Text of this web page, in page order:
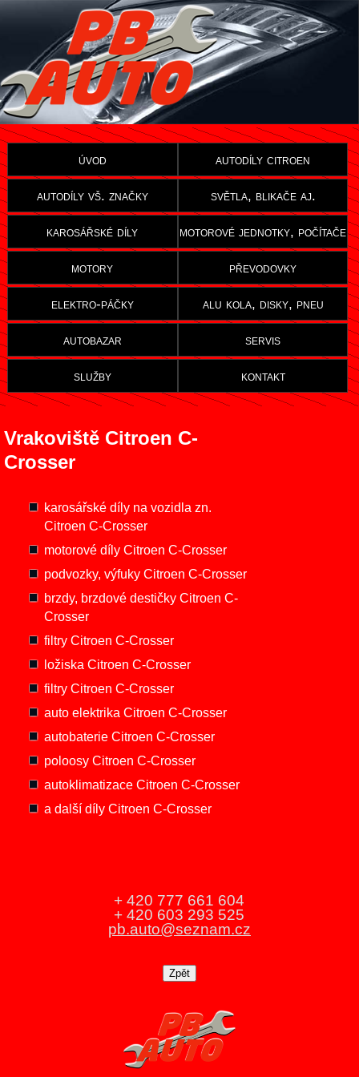
úvod autodíly citroen
autodíly vš. značky světla, blikače aj.
karosářské díly motorové jednotky, počítače
motory převodovky
elektro-páčky alu kola, disky, pneu
autobazar servis
služby kontakt
Vrakoviště Citroen C-
Crosser
karosářské díly na vozidla zn.
Citroen C-Crosser
motorové díly Citroen C-Crosser
podvozky, výfuky Citroen C-Crosser
brzdy, brzdové destičky Citroen C-
Crosser
filtry Citroen C-Crosser
ložiska Citroen C-Crosser
filtry Citroen C-Crosser
auto elektrika Citroen C-Crosser
autobaterie Citroen C-Crosser
poloosy Citroen C-Crosser
autoklimatizace Citroen C-Crosser
a další díly Citroen C-Crosser
+ 420 777 661 604
+ 420 603 293 525
pb.auto@seznam.cz